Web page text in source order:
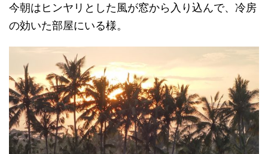
今朝はヒンヤリとした風が窓から入り込んで、冷房
の効いた部屋にいる様。